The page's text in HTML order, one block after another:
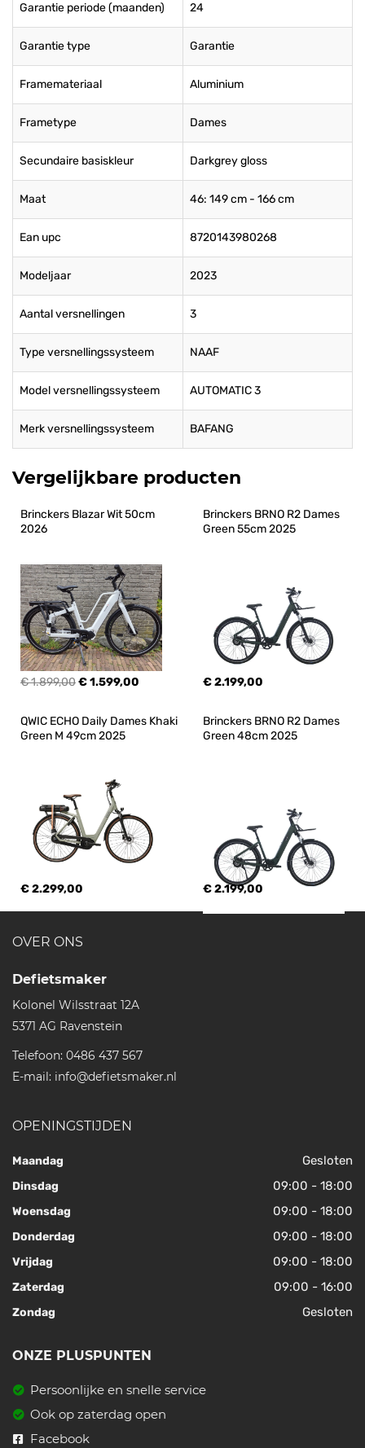
Garantie periode (maanden) 24
Garantie type Garantie
Framemateriaal Aluminium
Frametype Dames
Secundaire basiskleur Darkgrey gloss
Maat 46: 149 cm - 166 cm
Ean upc 8720143980268
Modeljaar 2023
Aantal versnellingen 3
Type versnellingssysteem NAAF
Model versnellingssysteem AUTOMATIC 3
Merk versnellingssysteem BAFANG
Vergelijkbare producten
Brinckers Blazar Wit 50cm
2026
€ 1.899,00€ 1.599,00
Brinckers BRNO R2 Dames
Green 55cm 2025
€ 2.199,00
QWIC ECHO Daily Dames Khaki
Green M 49cm 2025
€ 2.299,00
Brinckers BRNO R2 Dames
Green 48cm 2025
€ 2.199,00
OVER ONS
Defietsmaker
Kolonel Wilsstraat 12A
5371 AG Ravenstein
Telefoon: 0486 437 567
E-mail: info@defietsmaker.nl
OPENINGSTIJDEN
Maandag Gesloten
Dinsdag 09:00 - 18:00
Woensdag 09:00 - 18:00
Donderdag 09:00 - 18:00
Vrijdag 09:00 - 18:00
Zaterdag 09:00 - 16:00
Zondag Gesloten
ONZE PLUSPUNTEN
Persoonlijke en snelle service
Ook op zaterdag open
Facebook